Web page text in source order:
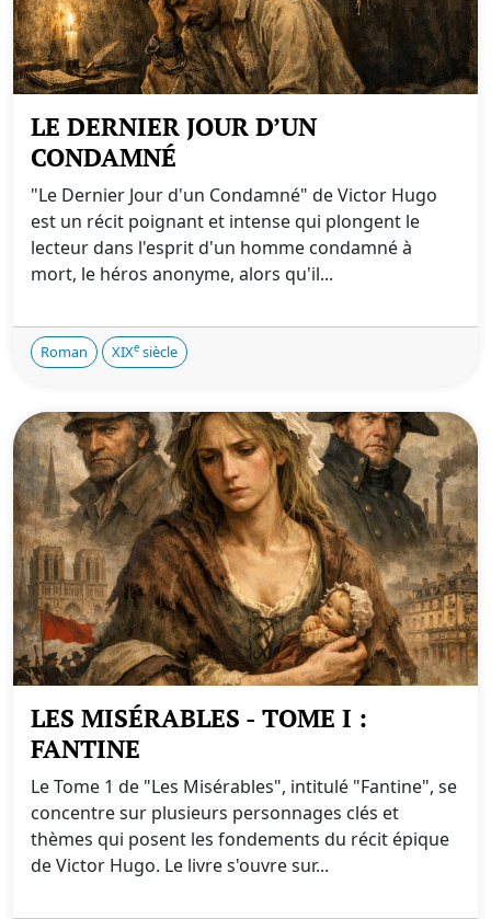
LE DERNIER JOUR D’UN
CONDAMNÉ
"Le Dernier Jour d'un Condamné" de Victor Hugo
est un récit poignant et intense qui plongent le
lecteur dans l'esprit d'un homme condamné à
mort, le héros anonyme, alors qu'il...
Roman XIXe siècle
LES MISÉRABLES - TOME I :
FANTINE
Le Tome 1 de "Les Misérables", intitulé "Fantine", se
concentre sur plusieurs personnages clés et
thèmes qui posent les fondements du récit épique
de Victor Hugo. Le livre s'ouvre sur...